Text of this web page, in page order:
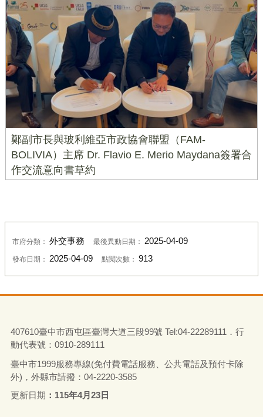
鄭副市長與玻利維亞市政協會聯盟（FAM-
BOLIVIA）主席 Dr. Flavio E. Merio Maydana簽署合
作交流意向書草約
市府分類： 外交事務 最後異動日期： 2025-04-09
發布日期： 2025-04-09 點閱次數： 913
407610臺中市西屯區臺灣大道三段99號 Tel:04-22289111．行
動代表號：0910-289111
臺中市1999服務專線(免付費電話服務、公共電話及預付卡除
外)，外縣市請撥：04-2220-3585
更新日期
115年4月23日